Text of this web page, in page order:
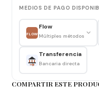
compra, por lo
pueda presentar
también términos
MEDIOS DE PAGO
FLOW
Flow
Múltiples métodos
Transferencia
Bancaria directa
COMPARTIR ESTE